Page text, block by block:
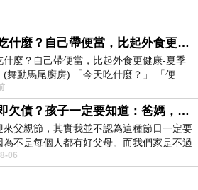
而是來自於每個人對自我樣
擇，並以「風格，不被定義
」作為
品牌語言，精選全球多個獨具
融合高級訂製精神與當代時
個人時尚風格與生活美學態
體驗。品牌主理人林薇希望
從容地展現真實自我的時尚
中午吃什麼？自己帶便當，比起外食更健康-夏季日常。(舞動馬尾廚房)
什麼？自己帶便當，比起外食更健康-夏季
(舞動馬尾廚房) 「今天吃什麼？」 「便
？還是炒飯？」 每天都在選擇
出生即欠債？孩子一定要知道：爸媽，其實我不欠你們
來父親節，其實我並不認為這種節日一定要
為不是每個人都有好父母。而我們家是不過
平時也沒什麼儀式感，生活趨近冷
06